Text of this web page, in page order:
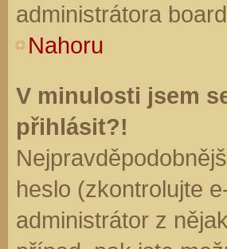
administrátora
Nahoru
V minulosti jsem
přihlásit?!
heslo (zkontrolujte
administrátor z